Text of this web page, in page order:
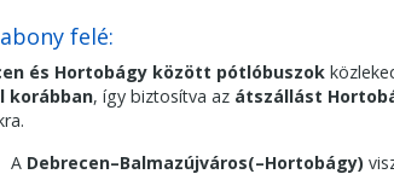
felé:
és Hortobágy között pótlóbuszok
korábban, így biztosítva az átszállást
Debrecen–Balmazújváros(–Hortobágy)